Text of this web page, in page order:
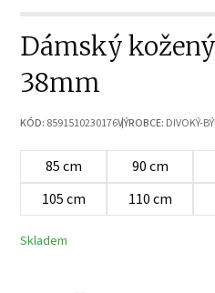
Dámský
38mm
KÓD: 8591510230176VÝROBCE: DIVOKÝ-
85 cm 90 cm
105 cm
110 cm
Skladem